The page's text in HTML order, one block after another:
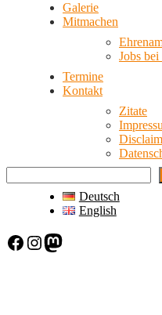
Galerie
Mitmachen
Jobs
Termine
Kontakt
Zitate
Deutsch
English
Facebook Instagram Mastodon